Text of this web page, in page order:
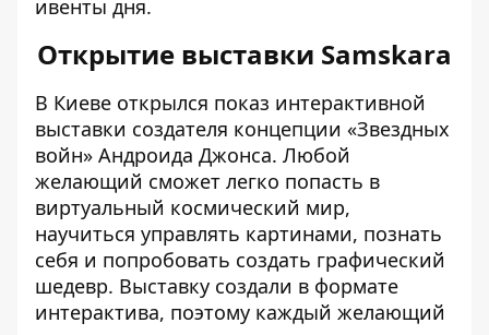
ивенты дня.
Открытие выставки Samskara
В Киеве открылся показ интерактивной
выставки создателя концепции «Звездных
войн» Андроида Джонса. Любой
желающий сможет легко попасть в
виртуальный космический мир,
научиться управлять картинами, познать
себя и попробовать создать графический
шедевр. Выставку создали в формате
интерактива, поэтому каждый желающий